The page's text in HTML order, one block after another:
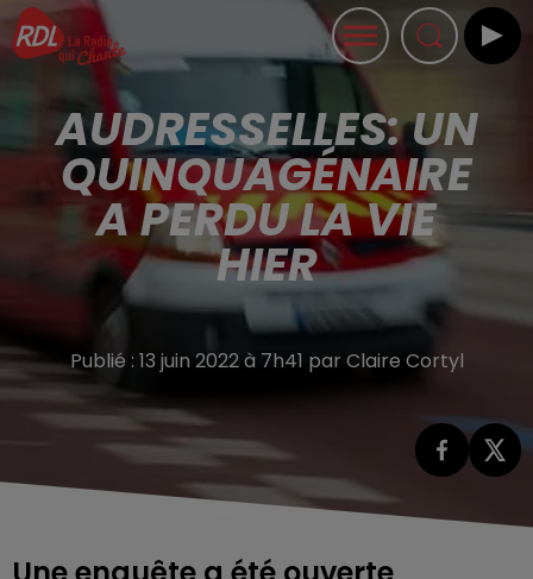
AUDRESSELLES: UN
QUINQUAGÉNAIRE
A PERDU LA VIE
HIER
Publié : 13 juin 2022 à 7h41 par Claire Cortyl